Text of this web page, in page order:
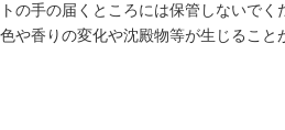
の手の届くところには保管しないでく
や香りの変化や沈殿物等が生じること